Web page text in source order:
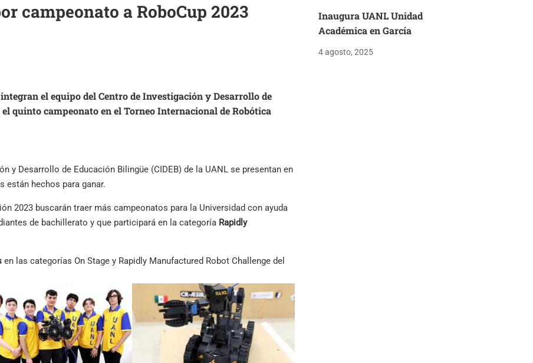
campeonato a RoboCup 2023
el equipo del Centro de Investigación y Desarrollo de
quinto campeonato en el Torneo Internacional de Robótica
y Desarrollo de Educación Bilingüe (CIDEB) de la UANL se presentan en
están hechos para ganar.
2023 buscarán traer más campeonatos para la Universidad con ayuda
de bachillerato y que participará en la categoría Rapidly
en las categorías On Stage y Rapidly Manufactured Robot Challenge del
Inaugura UANL Unidad
Académica en García
4 agosto, 2025